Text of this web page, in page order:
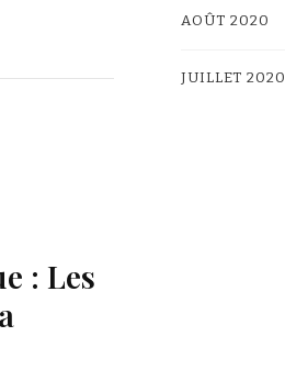
: Les
AOÛT 2020
JUILLET 2020